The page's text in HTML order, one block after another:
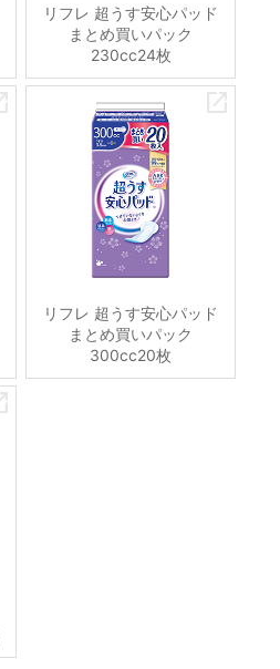
リフレ 超うす安心パッド
まとめ買いパック
230cc24枚
リフレ 超うす安心パッド
まとめ買いパック
300cc20枚